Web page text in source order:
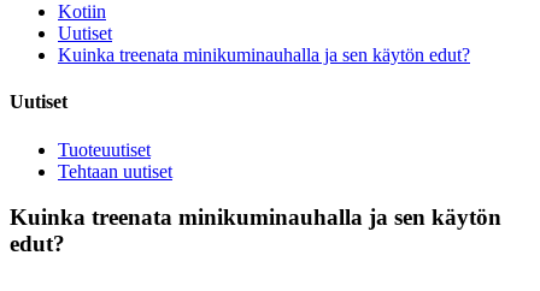
Kotiin
Uutiset
Kuinka treenata minikuminauhalla ja sen käytön edut?
Uutiset
Tuoteuutiset
Tehtaan uutiset
Kuinka treenata minikuminauhalla ja sen käytön
edut?